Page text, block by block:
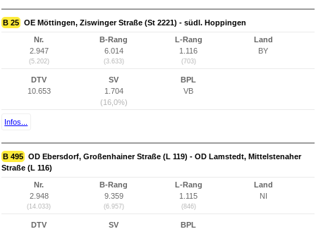
B 25 OE Möttingen, Ziswinger Straße (St 2221) - südl. Hoppingen
Nr.
2.947
(5.202)
B-Rang
6.014
(3.633)
L-Rang
1.116
(703)
Land
BY
DTV
10.653
SV
1.704
(16,0%)
BPL
VB
Infos...
B 495 OD Ebersdorf, Großenhainer Straße (L 119) - OD Lamstedt, Mittelstenaher
Straße (L 116)
Nr.
2.948
(14.033)
B-Rang
9.359
(6.957)
L-Rang
1.115
(846)
Land
NI
DTV
SV
BPL